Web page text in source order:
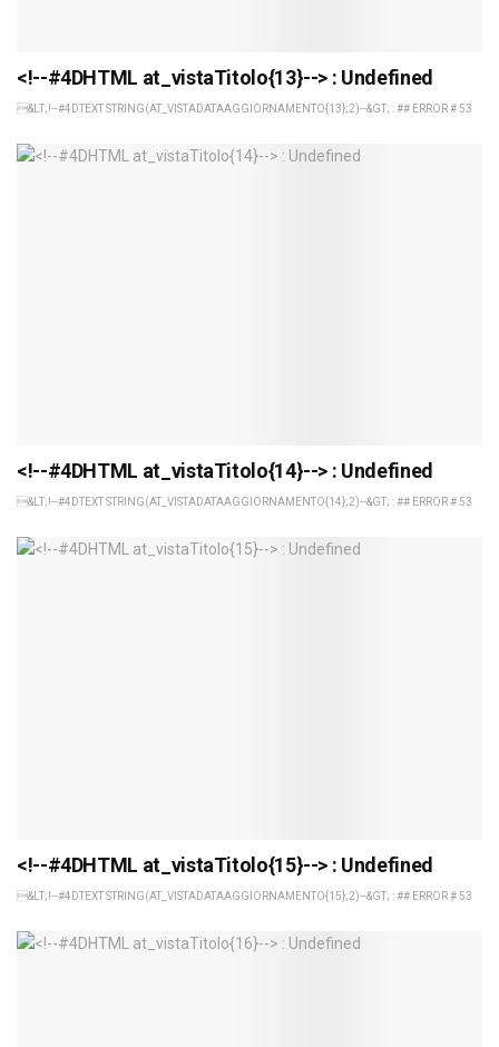
<!--#4DHTML at_vistaTitolo{13}--> : Undefined
&LT;!--#4DTEXT STRING(AT_VISTADATAAGGIORNAMENTO{13};2)--&GT; : ## ERROR # 53
<!--#4DHTML at_vistaTitolo{14}--> : Undefined
&LT;!--#4DTEXT STRING(AT_VISTADATAAGGIORNAMENTO{14};2)--&GT; : ## ERROR # 53
<!--#4DHTML at_vistaTitolo{15}--> : Undefined
&LT;!--#4DTEXT STRING(AT_VISTADATAAGGIORNAMENTO{15};2)--&GT; : ## ERROR # 53